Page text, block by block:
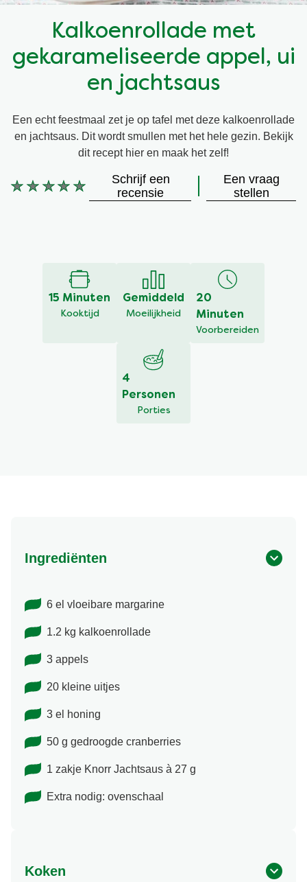
Snel en makkelijk
Vegetarisch
Smaakmakers
Soepen
Kant-en-klaar
Terugroepactie Basilicum Roomsaus
Kalkoenrollade met
gekarameliseerde appel, ui
en jachtsaus
Een echt feestmaal zet je op tafel met deze kalkoenrollade
en jachtsaus. Dit wordt smullen met het hele gezin. Bekijk
dit recept hier en maak het zelf!
Geen
Schrijf een
recensie
Een vraag
stellen
15 Minuten
Kooktijd
Gemiddeld
Moeilijkheid
20
Minuten
Voorbereiden
4
Personen
Porties
Ingrediënten
6 el vloeibare margarine
1.2 kg kalkoenrollade
3 appels
20 kleine uitjes
3 el honing
50 g gedroogde cranberries
1 zakje Knorr Jachtsaus à 27 g
Extra nodig: ovenschaal
Koken